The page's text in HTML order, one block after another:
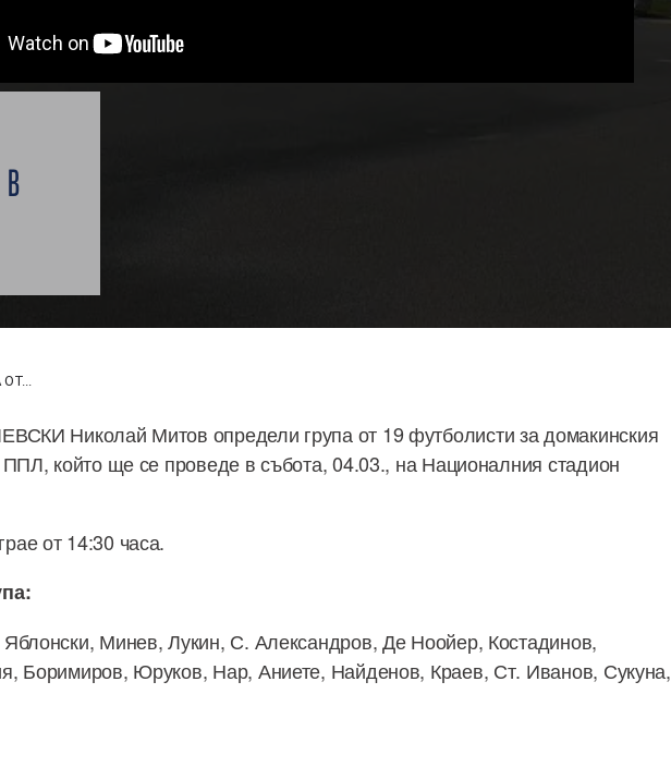
ОТ...
Николай Митов определи група от 19 футболисти за домакинския
ППЛ, който ще се проведе в събота, 04.03., на Националния стадион
от 14:30 часа.
Минев, Лукин, С. Александров, Де Ноойер, Костадинов,
Боримиров, Юруков, Нар, Аниете, Найденов, Краев, Ст. Иванов, Сукуна,